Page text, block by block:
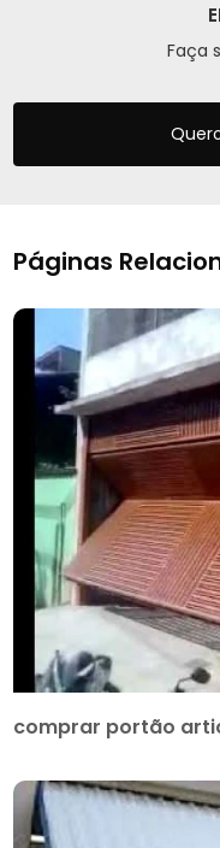
Faça
Páginas
comprar portão